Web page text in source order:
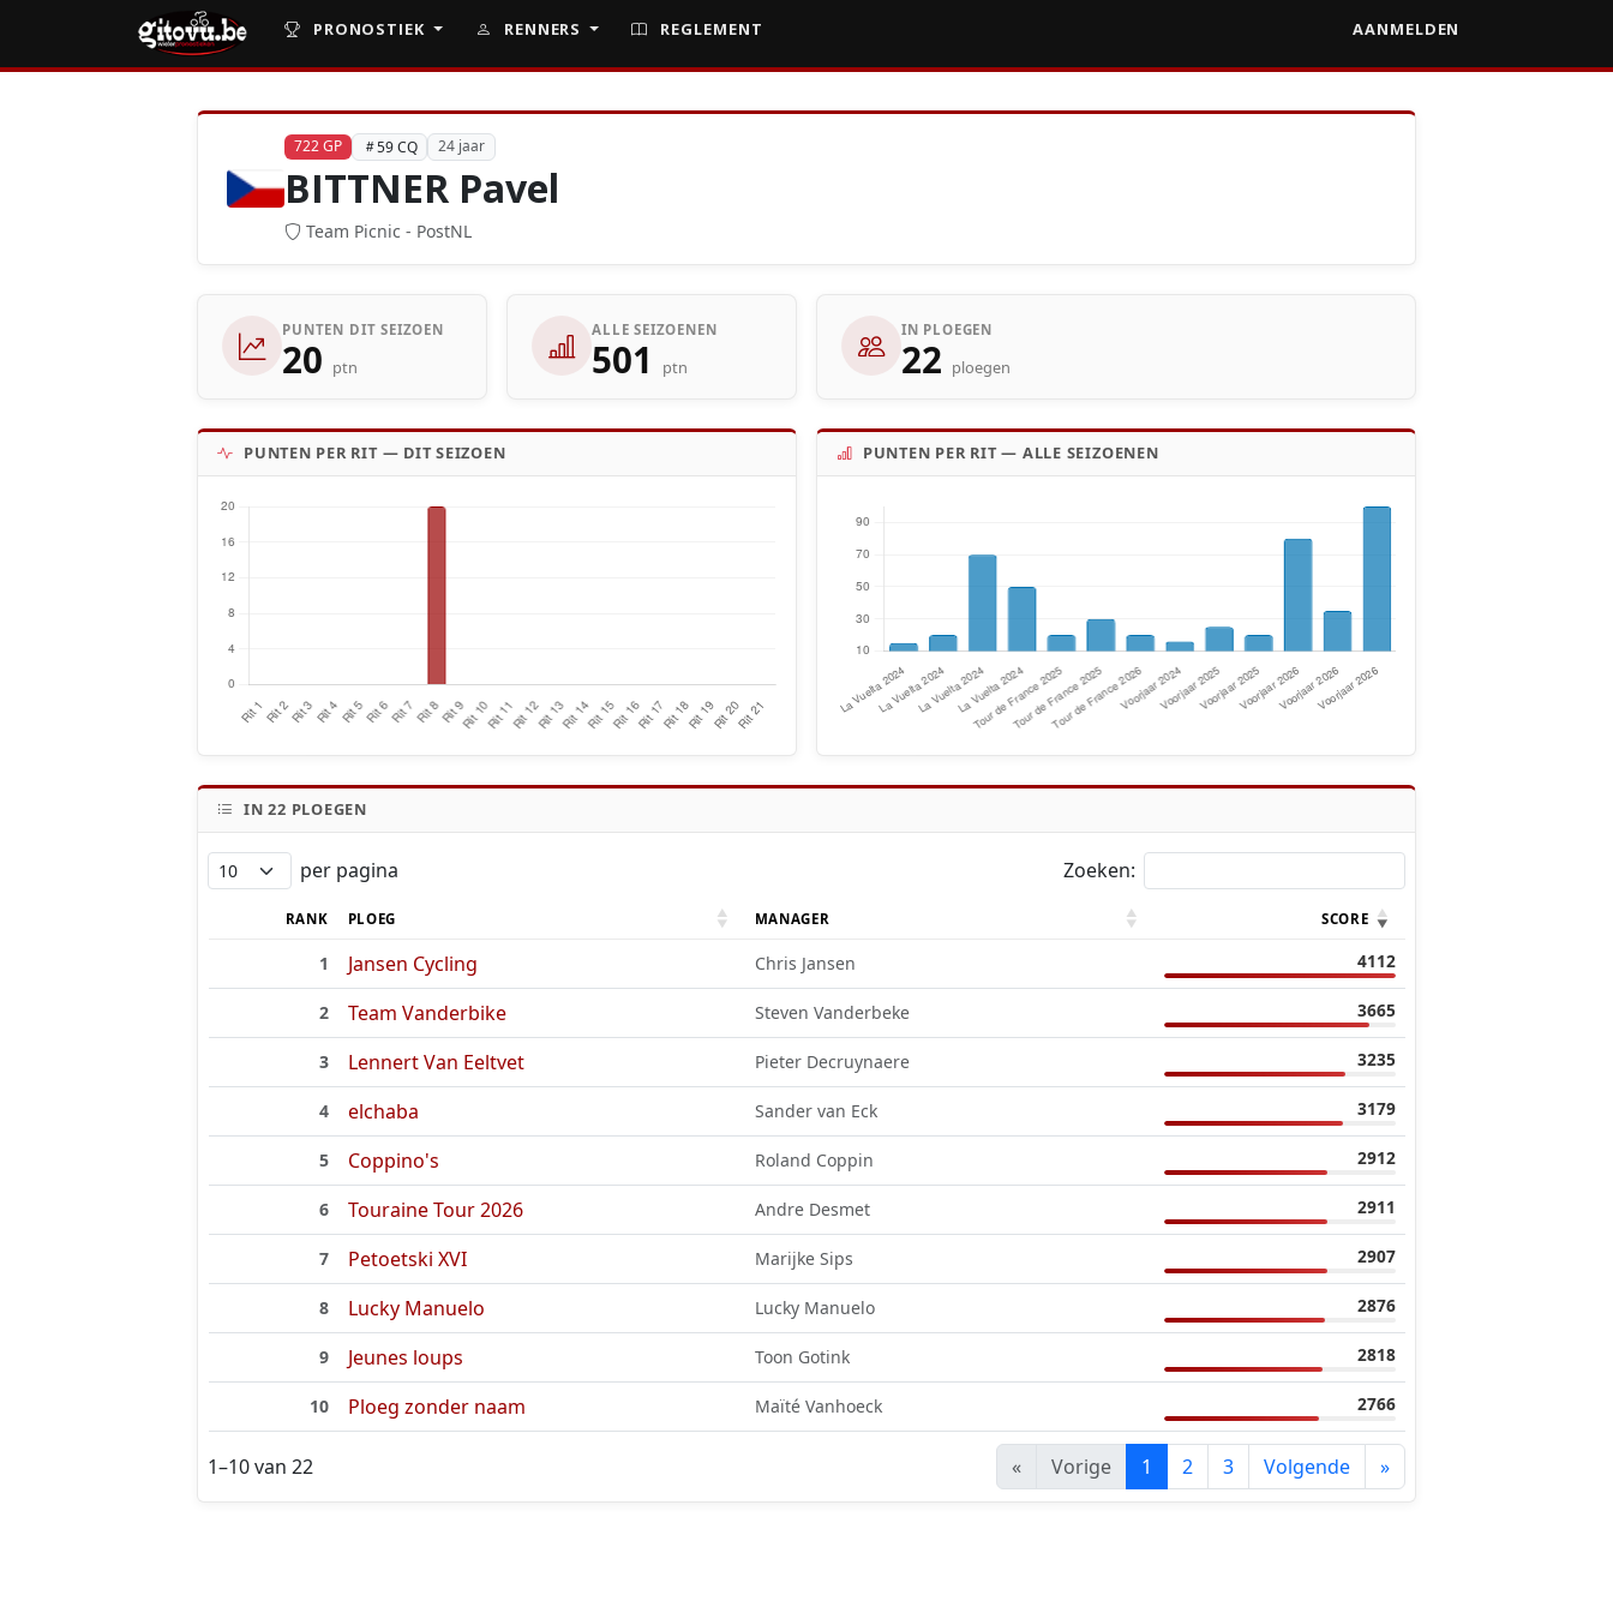
PRONOSTIEK RENNERS REGLEMENT AANMELDEN
722 GP 59 CQ 24 jaar
BITTNER Pavel
Team Picnic - PostNL
PUNTEN DIT SEIZOEN
20 ptn
ALLE SEIZOENEN
501 ptn
IN PLOEGEN
22 ploegen
PUNTEN PER RIT — DIT SEIZOEN PUNTEN PER RIT — ALLE SEIZOENEN
IN22 PLOEGEN
per pagina Zoeken:
RANK PLOEG MANAGER SCORE
1 Jansen Cycling Chris Jansen 4112
2 Team Vanderbike Steven Vanderbeke 3665
3 Lennert Van Eeltvet Pieter Decruynaere 3235
4 elchaba Sander van Eck 3179
5 Coppino's Roland Coppin 2912
6 Touraine Tour 2026 Andre Desmet 2911
7 Petoetski XVI Marijke Sips 2907
8 Lucky Manuelo Lucky Manuelo 2876
9 Jeunes loups Toon Gotink 2818
10 Ploeg zonder naam Maïté Vanhoeck 2766
1–10 van 22 « Vorige 1 2 3 Volgende »